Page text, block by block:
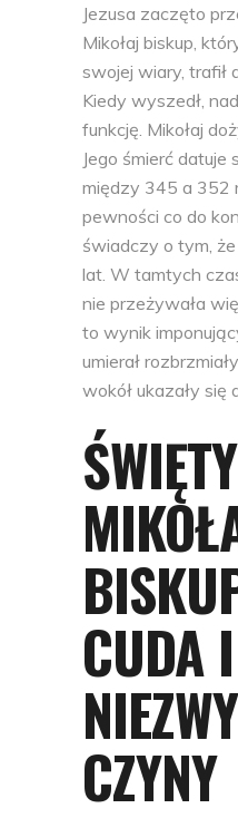
Jezusa zaczęto
Mikołaj biskup,
swojej wiary, trafił
Kiedy wyszedł,
funkcję. Mikołaj
Jego śmierć datuje
między 345 a 352
pewności co do
świadczy o tym,
lat. W tamtych
nie przeżywała
to wynik
umierał
wokół ukazały się
ŚWIĘTY
CUDA I
CZYNY